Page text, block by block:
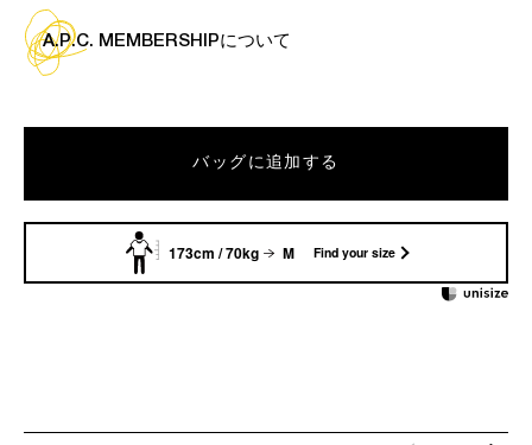
A.P.C. MEMBERSHIPについて
バッグに追加する
173cm / 70kg M Find your size